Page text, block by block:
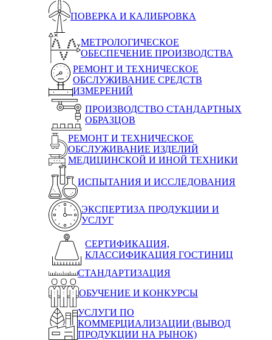
ПОВЕРКА И КАЛИБРОВКА
МЕТРОЛОГИЧЕСКОЕ
ОБЕСПЕЧЕНИЕ ПРОИЗВОДСТВА
РЕМОНТ И ТЕХНИЧЕСКОЕ
ОБСЛУЖИВАНИЕ СРЕДСТВ
ИЗМЕРЕНИЙ
ПРОИЗВОДСТВО СТАНДАРТНЫХ
ОБРАЗЦОВ
РЕМОНТ И ТЕХНИЧЕСКОЕ
ОБСЛУЖИВАНИЕ ИЗДЕЛИЙ
МЕДИЦИНСКОЙ И ИНОЙ ТЕХНИКИ
ИСПЫТАНИЯ И ИССЛЕДОВАНИЯ
ЭКСПЕРТИЗА ПРОДУКЦИИ И
УСЛУГ
СЕРТИФИКАЦИЯ,
КЛАССИФИКАЦИЯ ГОСТИНИЦ
СТАНДАРТИЗАЦИЯ
ОБУЧЕНИЕ И КОНКУРСЫ
УСЛУГИ ПО
КОММЕРЦИАЛИЗАЦИИ (ВЫВОД
ПРОДУКЦИИ НА РЫНОК)